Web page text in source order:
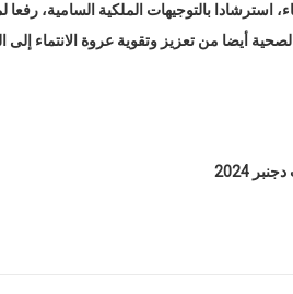
استرشادا بالتوجيهات الملكية السامية،
الصحية أيضا من تعزيز وتقوية عروة الانتماء